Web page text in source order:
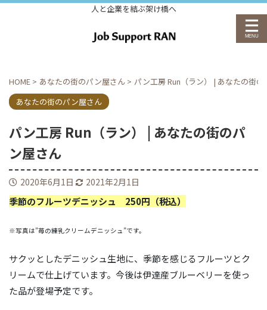
人と企業を結ぶ架け橋へ
HOME > あなたの街のパン屋さん > パン工房 Run（ラン） | あなたの街
あなたの街のパン屋さん
パン工房 Run（ラン） | あなたの街のパ
ン屋さん
2020年6月1日 2021年2月1日
季節のフルーツデニッシュ 250円（税込）
※写真は”苺の練乳クリームデニッシュ”です。
サクッとしたデニッシュ生地に、季節を感じるフルーツとク
リームで仕上げています。今後は伊達産ブルーベリーを使っ
た品が登場予定です。